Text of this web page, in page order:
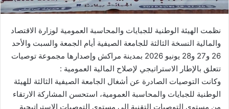
ت
و
ي
ا
نظمت الهيئة الوطنية للجبايات والمحاسبة العمومية لوزارة الاقتصاد
والمالية النسخة الثالثة للجامعة الصيفية أيام الجمعة والسبت والأحد
26 و27 و28 يونيو 2026 بمدينة مراكش وإصدارها مجموعة توصيات
تتعلق بالإطار الاستراتيجي لإصلاح المالية العمومية :
وكانت التوصيات الصادرة عن أشغال الجامعة الصيفية الثالثة للهيئة
الوطنية للجبايات والمحاسبة العمومية، استحسن المشاركة الارتقاء
من مستوى التوصيات التقنية إلى مستوى التوصيات الإستراتيجية